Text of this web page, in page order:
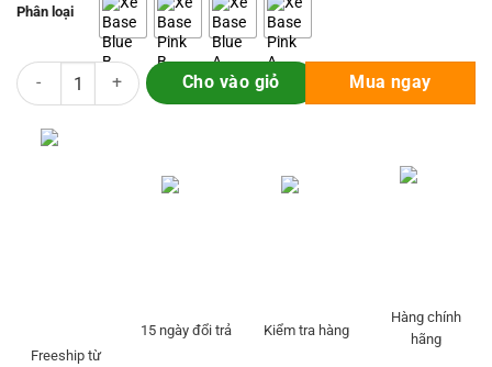
899,000 ₫
Phân loại
Xe đẩy gấp gọn du lịch giá rẻ cho bé 6 tháng - 1 2 3 4 tuổi MySun
Cho vào giỏ Mua ngay
Freeship từ
15 ngày đổi trả Kiểm tra hàng
Hàng chính
hãng